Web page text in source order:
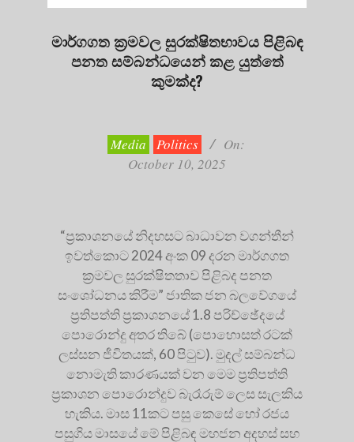
මාර්ගගත ක්‍රමවල සුරක්ෂිතභාවය පිළිබඳ
පනත සම්බන්ධයෙන් කළ යුත්තේ
කුමක්ද?
Media Politics
On:
October 10, 2025
“ප්‍රකාශනයේ නිදහසට බාධාවන වගන්තීන්
ඉවත්කොට 2024 අංක 09 දරන මාර්ගගත
ක්‍රමවල සුරක්ෂිතතාව පිළිබද පනත
සංශෝධනය කිරීම” ජාතික ජන බලවේගයේ
ප්‍රතිපත්ති ප්‍රකාශනයේ 1.8 පරිච්ඡේදයේ
පොරොන්දු අතර තිබේ (පොහොසත් රටක්
ලස්සන ජීවිතයක්, 60 පිටුව). මුදල් සම්බන්ධ
නොමැති කාරණයක් වන මෙම ප්‍රතිපත්ති
ප්‍රකාශන පොරොන්දුව බැරෑරුම් ලෙස සැලකිය
හැකිය. මාස 11කට පසු කෙසේ හෝ රජය
පසුගිය මාසයේ මේ පිළිබඳ මහජන අදහස් සහ